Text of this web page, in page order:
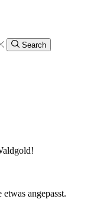
Search
angepasst.